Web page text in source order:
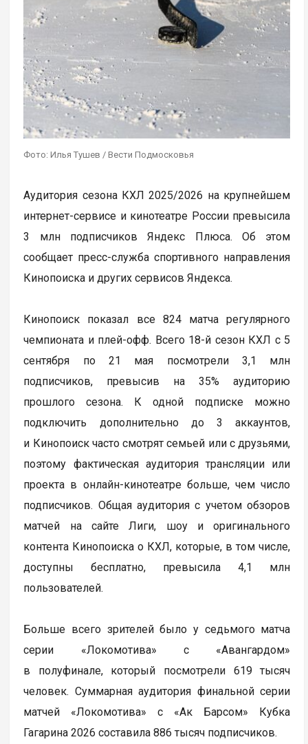
Фото: Илья Тушев / Вести Подмосковья
Аудитория сезона КХЛ 2025/2026 на крупнейшем
интернет-сервисе и кинотеатре России превысила
3 млн подписчиков Яндекс Плюса. Об этом
сообщает пресс-служба спортивного направления
Кинопоиска и других сервисов Яндекса.
Кинопоиск показал все 824 матча регулярного
чемпионата и плей-офф. Всего 18-й сезон КХЛ с 5
сентября по 21 мая посмотрели 3,1 млн
подписчиков, превысив на 35% аудиторию
прошлого сезона. К одной подписке можно
подключить дополнительно до 3 аккаунтов,
и Кинопоиск часто смотрят семьей или с друзьями,
поэтому фактическая аудитория трансляции или
проекта в онлайн-кинотеатре больше, чем число
подписчиков. Общая аудитория с учетом обзоров
матчей на сайте Лиги, шоу и оригинального
контента Кинопоиска о КХЛ, которые, в том числе,
доступны бесплатно, превысила 4,1 млн
пользователей.
Больше всего зрителей было у седьмого матча
серии «Локомотива» с «Авангардом»
в полуфинале, который посмотрели 619 тысяч
человек. Суммарная аудитория финальной серии
матчей «Локомотива» с «Ак Барсом» Кубка
Гагарина 2026 составила 886 тысяч подписчиков.